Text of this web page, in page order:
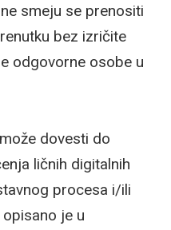
smeju se prenositi
bez izričite
odgovorne osobe u
dovesti do
ličnih digitalnih
procesa i/ili
je u